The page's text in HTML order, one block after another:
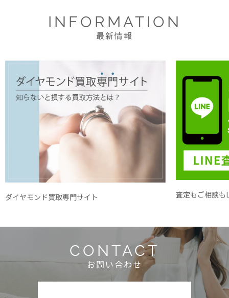
INFORMATION
最新情報
ダイヤモンド買取専門サイト 査定もご相談も
CONTACT
お問い合わせ